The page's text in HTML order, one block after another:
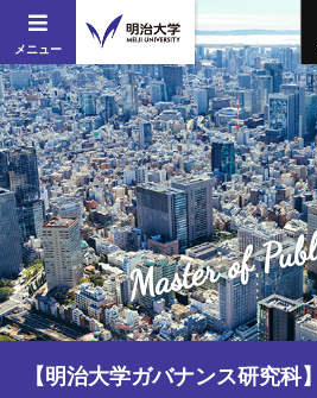
メニュー
Master of
【明治大学ガバナンス研究科